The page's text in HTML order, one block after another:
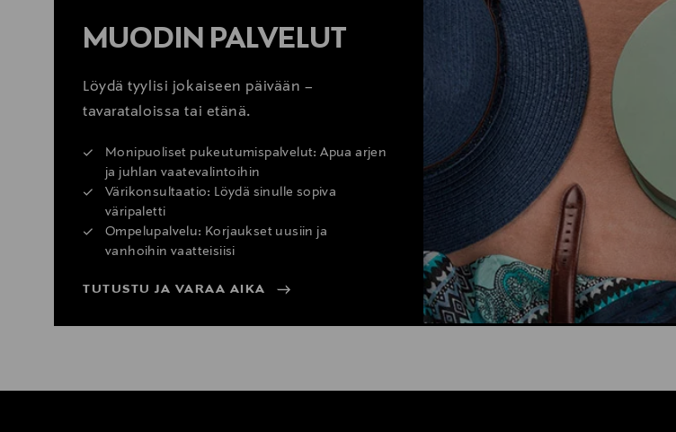
MUODIN PALVELUT
Löydä tyylisi jokaiseen päivään –
tavarataloissa tai etänä.
Monipuoliset pukeutumispalvelut: Apua arjen
ja juhlan vaatevalintoihin
Värikonsultaatio: Löydä sinulle sopiva
väripaletti
Ompelupalvelu: Korjaukset uusiin ja
vanhoihin vaatteisiisi
TUTUSTU JA VARAA AIKA